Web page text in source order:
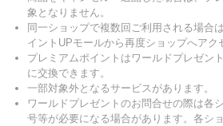
象となりません。
同一ショップで複数回ご利用される場合
イントUPモールから再度ショップへアク
プレミアムポイントはワールドプレゼン
に交換できます。
一部対象外となるサービスがあります。
ワールドプレゼントのお問合せの際は各
号等が必要になる場合があります。各シ